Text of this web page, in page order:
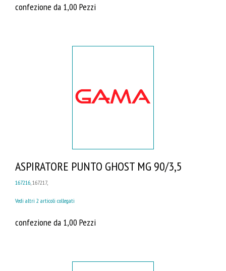
confezione da 1,00 Pezzi
ASPIRATORE PUNTO GHOST MG 90/3,5
167216 , 167217,
Vedi altri 2 articoli collegati
confezione da 1,00 Pezzi